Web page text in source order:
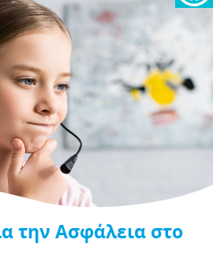
την Ασφάλεια στο